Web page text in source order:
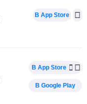
В App Store
В App Store
В Google Play